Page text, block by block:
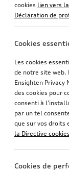
Housse de
avec anneaux
*316,00
cookies lien vers
Déclaration de
Cookies
Les cookies
de notre site
Ensighten
des cookies pour
consenti à
par un tel
que sur vos droits
la Directive cookies
Cookies de